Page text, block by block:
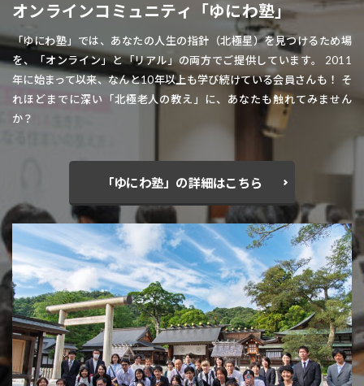
オンラインコミュニティ「ゆにわ塾」
「ゆにわ塾」では、あなたの人生の指針（北極星）を見つけるため場
を、「オンライン」と「リアル」の両方でご提供しています。 2011
年に始まって以来、なんと10年以上も学び続けている会員さんも！ そ
れほどまでに深い「北極老人の教え」に、あなたも触れてみません
か？
「ゆにわ塾」の詳細はこちら